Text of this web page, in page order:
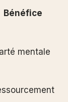
Bénéfice
mentale